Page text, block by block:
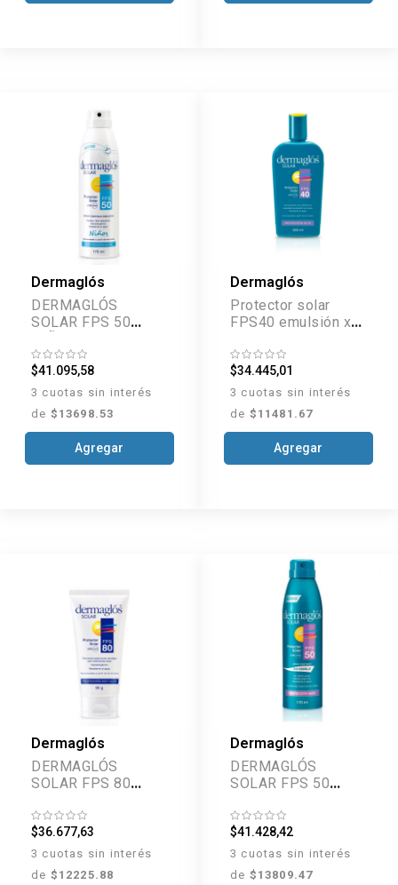
Dermaglós
DERMAGLÓS
SOLAR FPS 50
ML
$41.095,58
3 cuotas sin interés
de $13698.53
Agregar
Dermaglós
Protector solar
FPS40 emulsión x
$34.445,01
3 cuotas sin interés
de $11481.67
Agregar
Dermaglós
DERMAGLÓS
SOLAR FPS 80
$36.677,63
3 cuotas sin interés
de $12225.88
Dermaglós
DERMAGLÓS
SOLAR FPS 50
170 ML
$41.428,42
3 cuotas sin interés
de $13809.47